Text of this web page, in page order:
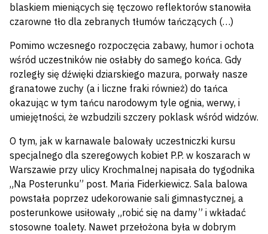
blaskiem mieniących się tęczowo reflektorów stanowiła
czarowne tło dla zebranych tłumów tańczących (…)
Pomimo wczesnego rozpoczęcia zabawy, humor i ochota
wśród uczestników nie osłabły do samego końca. Gdy
rozległy się dźwięki dziarskiego mazura, porwały nasze
granatowe zuchy (a i liczne fraki również) do tańca
okazując w tym tańcu narodowym tyle ognia, werwy, i
umiejętności, że wzbudzili szczery poklask wśród widzów.
O tym, jak w karnawale balowały uczestniczki kursu
specjalnego dla szeregowych kobiet P.P. w koszarach w
Warszawie przy ulicy Krochmalnej napisała do tygodnika
„Na Posterunku” post. Maria Fiderkiewicz. Sala balowa
powstała poprzez udekorowanie sali gimnastycznej, a
posterunkowe usiłowały „robić się na damy” i wkładać
stosowne toalety. Nawet przełożona była w dobrym